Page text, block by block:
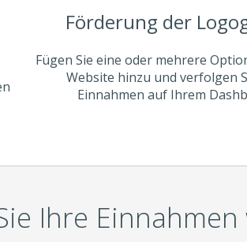
Förderung der
Fügen Sie eine oder mehrere
Website hinzu und verfolgen
Einnahmen auf Ihrem
Ihre